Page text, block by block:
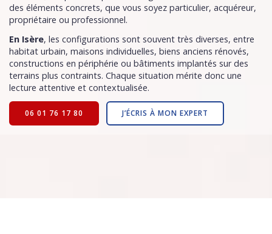
des éléments concrets, que vous soyez particulier, acquéreur,
propriétaire ou professionnel.
En Isère, les configurations sont souvent très diverses, entre
habitat urbain, maisons individuelles, biens anciens rénovés,
constructions en périphérie ou bâtiments implantés sur des
terrains plus contraints. Chaque situation mérite donc une
lecture attentive et contextualisée.
06 01 76 17 80 J’ÉCRIS À MON EXPERT